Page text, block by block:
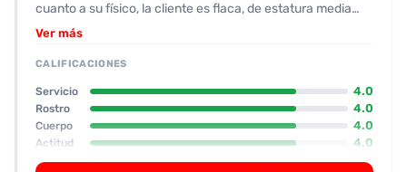
cuanto a su físico, la cliente es flaca, de estatura media
(~1.60 m), con pelo negro, tono trigueño y algunos tatuajes
tierna que ha sido ligeramente retocada en las fotos. Su
rostro recibe 8/10. La actitud al llegar es amable y
responde rápido a los mensajes; no se nota grosería y se
muestra profesional, organizando el encuentro en un motel
con rapidez. En cuanto al trato, se mantiene cortés
durante toda la sesión y respeta los límites que el cliente
Ver más
CALIFICACIONES
Servicio 4.0
Rostro 4.0
Cuerpo 4.0
Actitud 4.0